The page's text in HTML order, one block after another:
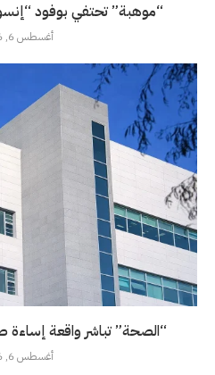
“موهبة” تحتفي بوفود “إنسو 2026” في ليلة
أغسطس 6, 2026
“الصحة” تباشر واقعة
أغسطس 6, 2026